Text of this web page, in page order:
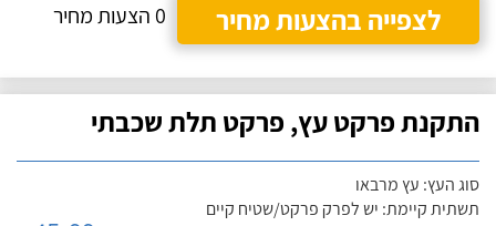
לצפייה בהצעות מחיר 0 הצעות מחיר
התקנת פרקט עץ, פרקט תלת שכבתי
סוג העץ: עץ מרבאו
תשתית קיימת: יש לפרק פרקט/שטיח קיים